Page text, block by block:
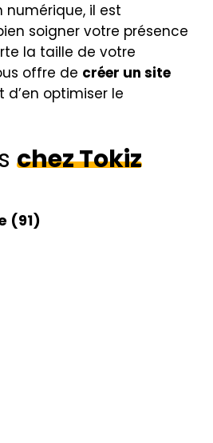
numérique, il est
soigner votre présence
la taille de votre
offre de créer un site
d’en optimiser le
chez Tokiz
(91)